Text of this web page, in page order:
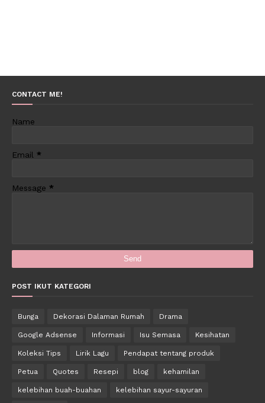
CONTACT ME!
Name
Email *
Message *
POST IKUT KATEGORI
Bunga Dekorasi Dalaman Rumah Drama
Google Adsense Informasi Isu Semasa Kesihatan
Koleksi Tips Lirik Lagu Pendapat tentang produk
Petua Quotes Resepi blog kehamilan
kelebihan buah-buahan kelebihan sayur-sayuran